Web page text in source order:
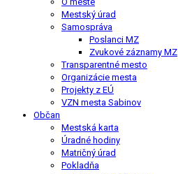
Mestský úrad
Samospráva
Poslanci MZ
Zvukové záznamy MZ
Transparentné mesto
Organizácie mesta
Projekty z EÚ
VZN mesta Sabinov
Občan
Mestská karta
Úradné hodiny
Matričný úrad
Pokladňa